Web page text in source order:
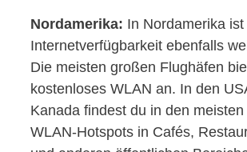
Nordamerika: In Nordamerika ist
Internetverfügbarkeit ebenfalls
Die meisten großen Flughäfen
kostenloses WLAN an. In den
Kanada findest du in den
WLAN-Hotspots in Cafés,